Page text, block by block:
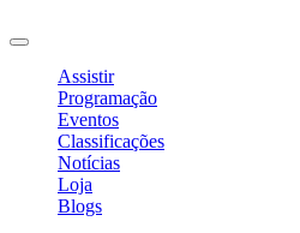
Assistir
Programação
Eventos
Classificações
Notícias
Loja
Blogs